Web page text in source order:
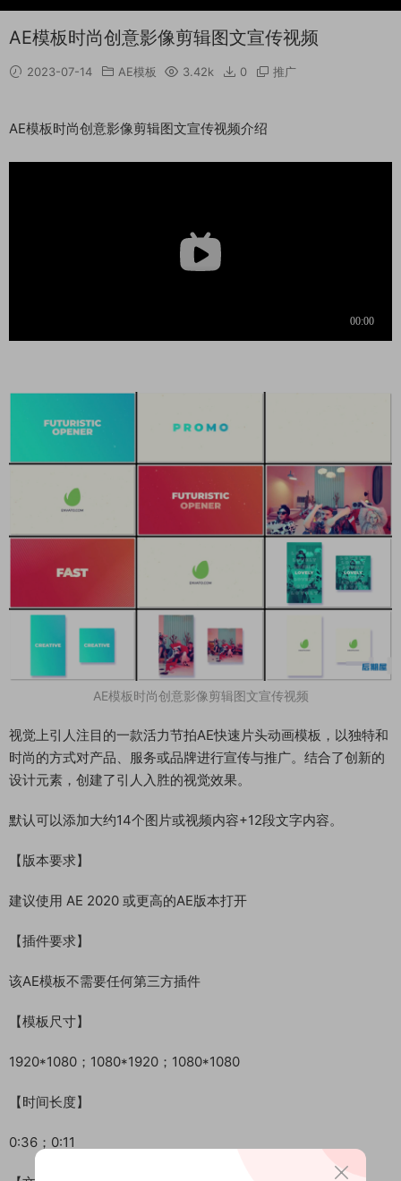
AE模板时尚创意影像剪辑图文宣传视频
2023-07-14 AE模板 3.42k 0 推广
AE模板时尚创意影像剪辑图文宣传视频介绍
AE模板时尚创意影像剪辑图文宣传视频
视觉上引人注目的一款活力节拍AE快速片头动画模板，以独特和
时尚的方式对产品、服务或品牌进行宣传与推广。结合了创新的
设计元素，创建了引人入胜的视觉效果。
默认可以添加大约14个图片或视频内容+12段文字内容。
【版本要求】
建议使用 AE 2020 或更高的AE版本打开
【插件要求】
该AE模板不需要任何第三方插件
【模板尺寸】
1920*1080；1080*1920；1080*1080
【时间长度】
0:36；0:11